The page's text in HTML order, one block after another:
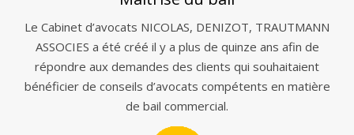
Le Cabinet d’avocats NICOLAS, DENIZOT, TRAUTMANN
ASSOCIES a été créé il y a plus de quinze ans afin de
répondre aux demandes des clients qui souhaitaient
bénéficier de conseils d’avocats compétents en matière
de bail commercial.